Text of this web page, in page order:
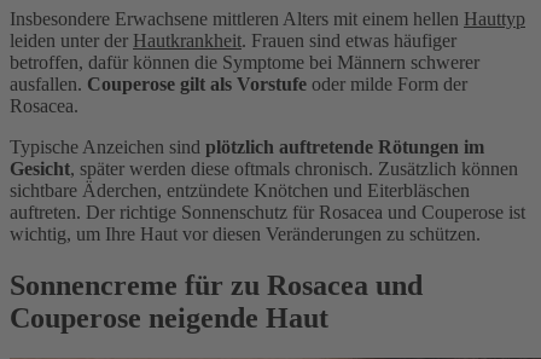
Insbesondere Erwachsene mittleren Alters mit einem hellen Hauttyp
leiden unter der Hautkrankheit. Frauen sind etwas häufiger
betroffen, dafür können die Symptome bei Männern schwerer
ausfallen. Couperose gilt als Vorstufe oder milde Form der
Rosacea.
Typische Anzeichen sind plötzlich auftretende Rötungen im
Gesicht, später werden diese oftmals chronisch. Zusätzlich können
sichtbare Äderchen, entzündete Knötchen und Eiterbläschen
auftreten. Der richtige Sonnenschutz für Rosacea und Couperose ist
wichtig, um Ihre Haut vor diesen Veränderungen zu schützen.
Sonnencreme für zu Rosacea und
Couperose neigende Haut